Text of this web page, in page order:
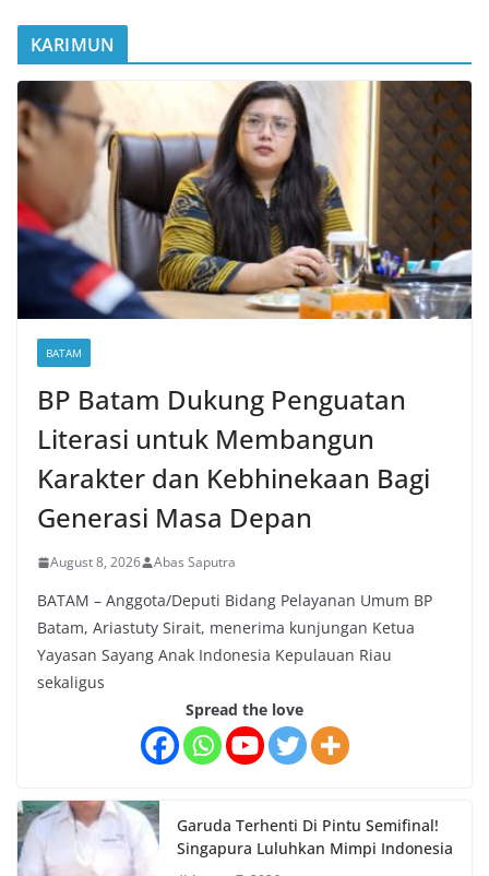
KARIMUN
BATAM
BP Batam Dukung Penguatan
Literasi untuk Membangun
Karakter dan Kebhinekaan Bagi
Generasi Masa Depan
August 8, 2026 Abas Saputra
BATAM – Anggota/Deputi Bidang Pelayanan Umum BP
Batam, Ariastuty Sirait, menerima kunjungan Ketua
Yayasan Sayang Anak Indonesia Kepulauan Riau
sekaligus
Spread the love
Garuda Terhenti Di Pintu Semifinal!
Singapura Luluhkan Mimpi Indonesia